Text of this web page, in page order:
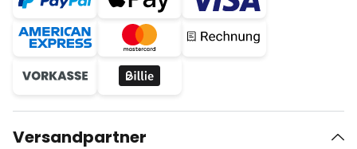
Versandpartner